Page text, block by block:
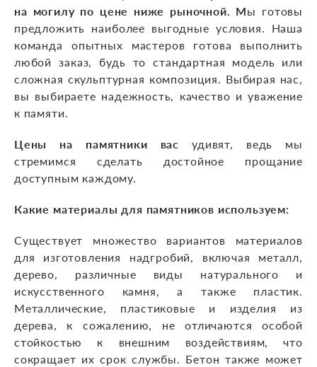
на могилу по цене ниже рыночной. Мы готовы
предложить наиболее выгодные условия. Наша
команда опытных мастеров готова выполнить
любой заказ, будь то стандартная модель или
сложная скульптурная композиция. Выбирая нас,
вы выбираете надежность, качество и уважение
к памяти.
Цены на памятники вас
удивят, ведь мы
стремимся сделать достойное прощание
доступным каждому.
Какие материалы для памятников используем:
Существует множество вариантов материалов
для изготовления надгробий, включая металл,
дерево, различные виды натурального и
искусственного камня, а также пластик.
Металлические, пластиковые и изделия из
дерева, к сожалению, не отличаются особой
стойкостью к внешним воздействиям, что
сокращает их срок службы. Бетон также может